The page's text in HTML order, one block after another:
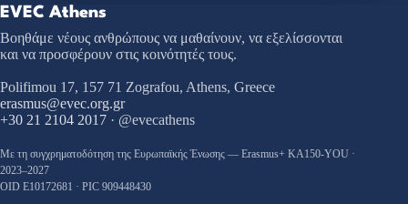
EVEC Athens
Βοηθάμε νέους ανθρώπους να μαθαίνουν, να εξελίσσονται
και να προσφέρουν στις κοινότητές τους.
Polifimou 17, 157 71 Zografou, Athens, Greece
erasmus@evec.org.gr
+30 21 2104 2017 · @evecathens
Με τη συγχρηματοδότηση της Ευρωπαϊκής Ένωσης — Erasmus+ KA150-YOU ·
2023–2027
OID E10172681 · PIC 909448430